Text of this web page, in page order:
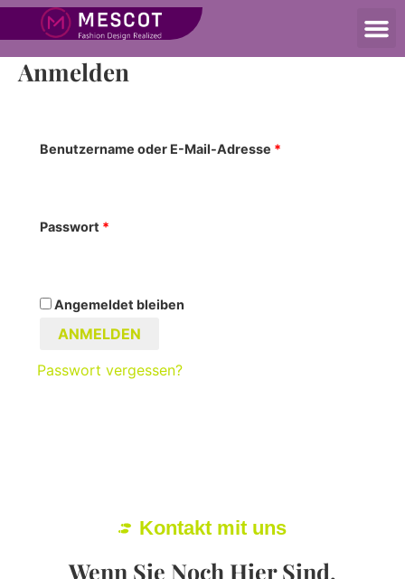
My account
Anmelden
Benutzername oder E-Mail-Adresse *
Passwort *
Angemeldet bleiben
ANMELDEN
Passwort vergessen?
Kontakt mit uns
Wenn Sie Noch Hier Sind,